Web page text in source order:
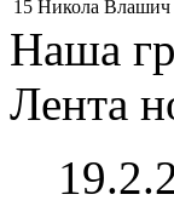
15 Никола Влашич
Наша
Лента